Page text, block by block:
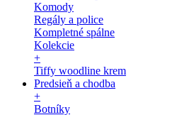
Komody
Regály a police
Kompletné spálne
Kolekcie
+
Tiffy woodline krem
Predsieň a chodba
+
Botníky